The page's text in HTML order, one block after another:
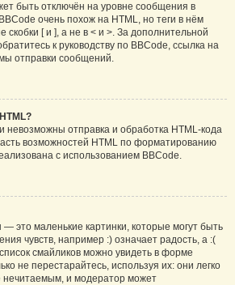
быть отключён на уровне сообщения в
очень похож на HTML, но теги в нём
скобки [ и ], а не в < и >. За дополнительной
к руководству по BBCode, ссылка на
отправки сообщений.
невозможны отправка и обработка HTML-кода
возможностей HTML по форматированию
с использованием BBCode.
это маленькие картинки, которые могут быть
чувств, например :) означает радость, а :(
смайликов можно увидеть в форме
не перестарайтесь, используя их: они легко
нечитаемым, и модератор может